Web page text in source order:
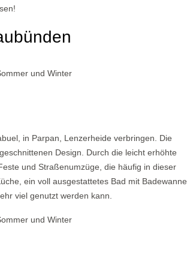
in Parpan, Lenzerheide verbringen. Die
Design. Durch die leicht erhöhte
und Straßenumzüge, die häufig in dieser
ein voll ausgestattetes Bad mit Badewanne
viel genutzt werden kann.